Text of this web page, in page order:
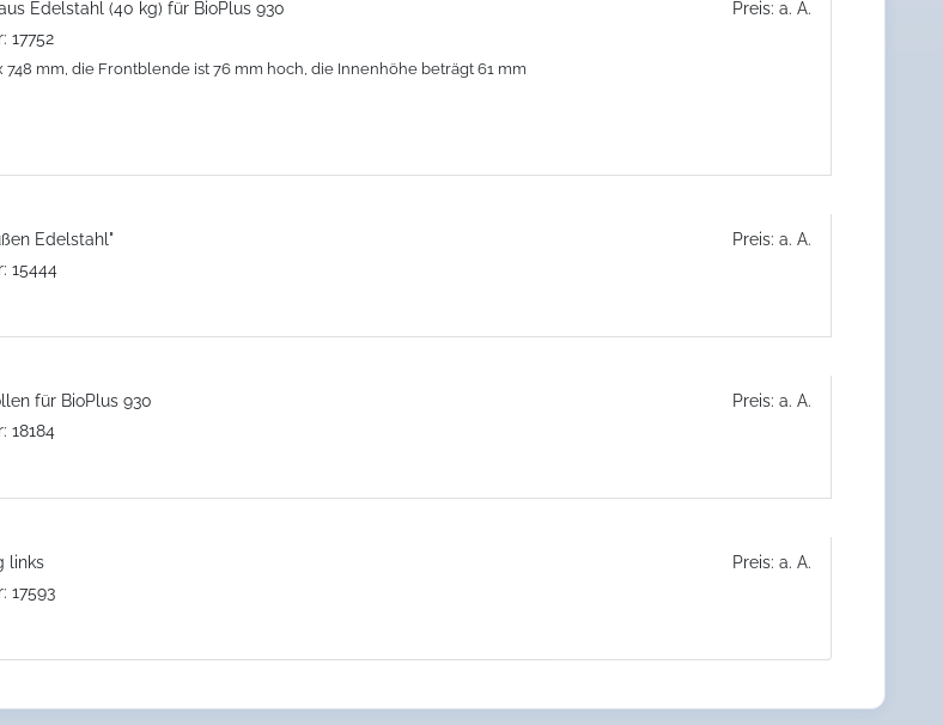
Edelstahl (40 kg) für BioPlus 930
17752
748 mm, die Frontblende ist 76 mm hoch, die Innenhöhe beträgt 61 mm
Preis: a. A.
Edelstahl"
15444
Preis: a. A.
für BioPlus 930
18184
Preis: a. A.
links
17593
Preis: a. A.